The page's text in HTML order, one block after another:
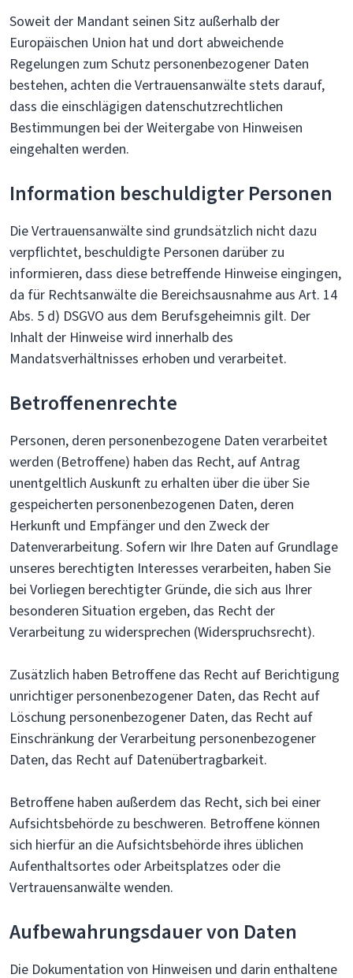
Soweit der Mandant seinen Sitz außerhalb der
Europäischen Union hat und dort abweichende
Regelungen zum Schutz personenbezogener Daten
bestehen, achten die Vertrauensanwälte stets darauf,
dass die einschlägigen datenschutzrechtlichen
Bestimmungen bei der Weitergabe von Hinweisen
eingehalten werden.
Information beschuldigter Personen
Die Vertrauensanwälte sind grundsätzlich nicht dazu
verpflichtet, beschuldigte Personen darüber zu
informieren, dass diese betreffende Hinweise eingingen,
da für Rechtsanwälte die Bereichsausnahme aus Art. 14
Abs. 5 d) DSGVO aus dem Berufsgeheimnis gilt. Der
Inhalt der Hinweise wird innerhalb des
Mandatsverhältnisses erhoben und verarbeitet.
Betroffenenrechte
Personen, deren personenbezogene Daten verarbeitet
werden (Betroffene) haben das Recht, auf Antrag
unentgeltlich Auskunft zu erhalten über die über Sie
gespeicherten personenbezogenen Daten, deren
Herkunft und Empfänger und den Zweck der
Datenverarbeitung. Sofern wir Ihre Daten auf Grundlage
unseres berechtigten Interesses verarbeiten, haben Sie
bei Vorliegen berechtigter Gründe, die sich aus Ihrer
besonderen Situation ergeben, das Recht der
Verarbeitung zu widersprechen (Widerspruchsrecht).
Zusätzlich haben Betroffene das Recht auf Berichtigung
unrichtiger personenbezogener Daten, das Recht auf
Löschung personenbezogener Daten, das Recht auf
Einschränkung der Verarbeitung personenbezogener
Daten, das Recht auf Datenübertragbarkeit.
Betroffene haben außerdem das Recht, sich bei einer
Aufsichtsbehörde zu beschweren. Betroffene können
sich hierfür an die Aufsichtsbehörde ihres üblichen
Aufenthaltsortes oder Arbeitsplatzes oder die
Vertrauensanwälte wenden.
Aufbewahrungsdauer von Daten
Die Dokumentation von Hinweisen und darin enthaltene